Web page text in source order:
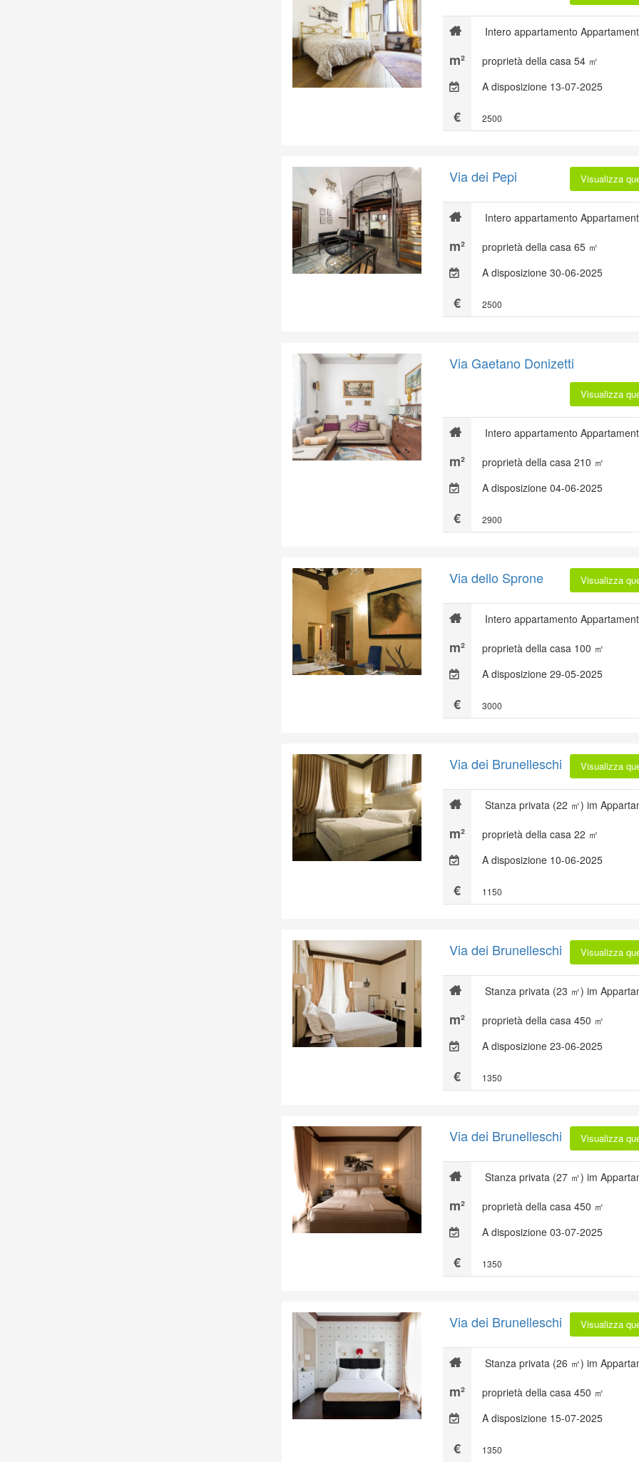
Intero appartamento
proprietà della casa 54 ㎡
A disposizione 13-07-2025
2500
Via dei Pepi Visualizza
Intero appartamento
proprietà della casa 65 ㎡
A disposizione 30-06-2025
2500
Via Gaetano Donizetti
Visualizza
Intero appartamento
proprietà della casa 210 ㎡
A disposizione 04-06-2025
2900
Via dello Sprone Visualizza
Intero appartamento
proprietà della casa 100 ㎡
A disposizione 29-05-2025
3000
Via dei Brunelleschi Visualizza
Stanza privata (22 ㎡) im
proprietà della casa 22 ㎡
A disposizione 10-06-2025
1150
Via dei Brunelleschi Visualizza
Stanza privata (23 ㎡) im
proprietà della casa 450 ㎡
A disposizione 23-06-2025
1350
Via dei Brunelleschi Visualizza
Stanza privata (27 ㎡) im
proprietà della casa 450 ㎡
A disposizione 03-07-2025
1350
Via dei Brunelleschi Visualizza
Stanza privata (26 ㎡) im
proprietà della casa 450 ㎡
A disposizione 15-07-2025
1350